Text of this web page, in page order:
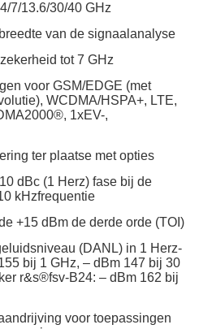
7/13.6/30/40 GHz
van de signaalanalyse
tot 7 GHz
voor GSM/EDGE (met
WCDMA/HSPA+, LTE,
1xEV-,
ter plaatse met opties
dBc (1 Herz) fase bij de
kHzfrequentie
+15 dBm de derde orde (TOI)
(DANL) in 1 Herz-
bij 1 GHz, – dBm 147 bij 30
r&s®fsv-B24: – dBm 162 bij
voor toepassingen